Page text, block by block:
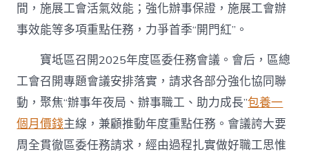
間，施展工會活氣效能；強化辦事保證，施展工會辦
事效能等多項重點任務，力爭首季“開門紅”。
寶坻區召開2025年度區委任務會議。會后，區總
工會召開專題會議安排落實，請求各部分強化協同聯
動，聚焦“辦事年夜局、辦事職工、助力成長”包養一
個月價錢主線，兼顧推動年度重點任務。會議誇大要
周全貫徹區委任務請求，經由過程扎實做好職工思惟